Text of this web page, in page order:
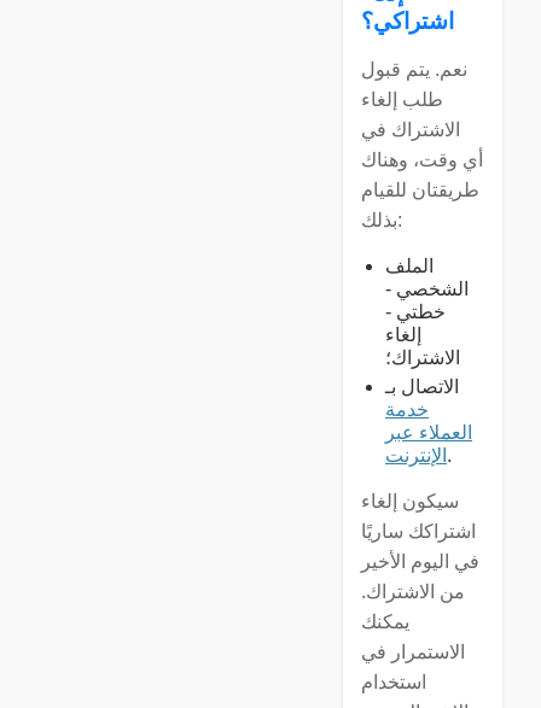
اشتراكي؟
نعم. يتم قبول
طلب إلغاء
الاشتراك في
أي وقت، وهناك
طريقتان للقيام
بذلك:
الملف
الشخصي -
خطتي -
إلغاء
الاشتراك؛
الاتصال بـ
خدمة
العملاء عبر
الإنترنت .
سيكون إلغاء
اشتراكك ساريًا
في اليوم الأخير
من الاشتراك.
يمكنك
الاستمرار في
استخدام